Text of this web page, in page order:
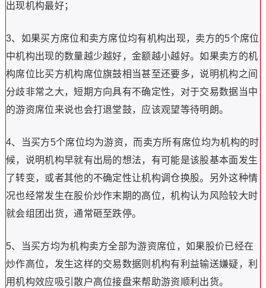
出现机构最好；
3、如果买方席位和卖方席位均有机构出现，卖方的5个席位
中机构出现的数量越少越好，金额越小越好。如果卖方的机
构席位比买方机构席位旗鼓相当甚至还要多，说明机构之间
分歧非常之大，短期方向具有不确定性，对于交易数据当中
的游资席位来说也会打退堂鼓，应该观望等待明朗。
4、当买方5个席位均为游资，而卖方所有席位均为机构的时
候，说明机构早就有出局的想法，有可能是该股基本面发生
了转变，或者其他的不确定性让机构调仓换股。另外这种情
况也经常发生在股价炒作末期的高位，机构认为风险较大时
就会组团出货，通常砸至跌停。
5、当买方均为机构卖方全部为游资席位，如果股价已经在
炒作高位，发生这样的交易数据则机构有利益输送嫌疑，利
用机构效应吸引散户高位接盘来帮助游资顺利出货。